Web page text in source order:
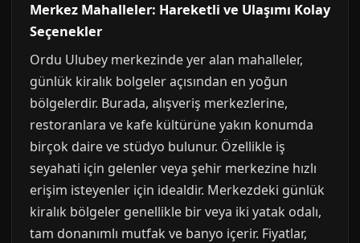
Merkez Mahalleler: Hareketli ve Ulaşımı Kolay
Seçenekler
Ordu Ulubey merkezinde yer alan mahalleler,
günlük kiralık bolgeler açısından en yoğun
bölgelerdir. Burada, alışveriş merkezlerine,
restoranlara ve kafe kültürüne yakın konumda
birçok daire ve stüdyo bulunur. Özellikle iş
seyahati için gelenler veya şehir merkezine hızlı
erişim isteyenler için idealdir. Merkezdeki günlük
kiralık bölgeler genellikle bir veya iki yatak odalı,
tam donanımlı mutfak ve banyo içerir. Fiyatlar,